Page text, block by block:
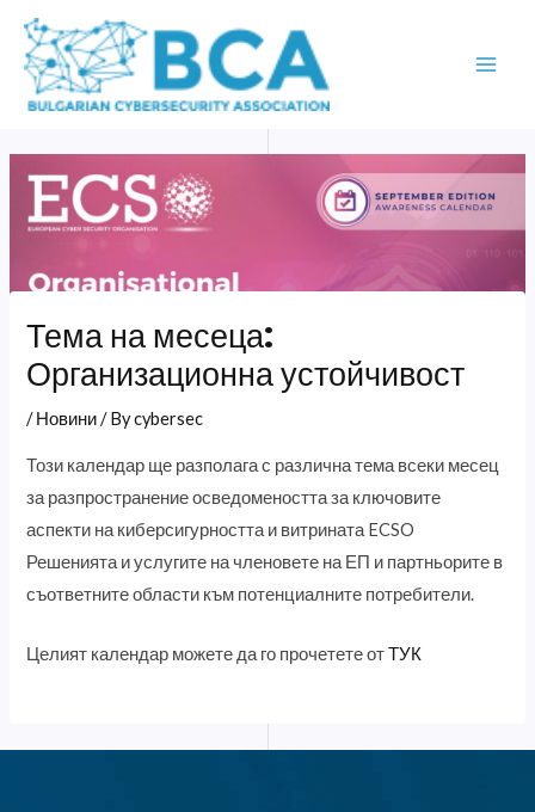
content
Тема на месеца:
Организационна устойчивост
/Новини/ Bycybersec
Този календар ще разполага с различна тема всеки месец
за разпространение осведомеността за ключовите
аспекти на киберсигурността и витрината ECSO
Решенията и услугите на членовете на ЕП и партньорите в
съответните области към потенциалните потребители.
Целият календар можете да го прочетете отТУК